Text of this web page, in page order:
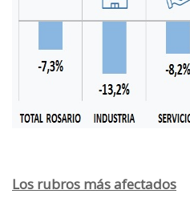
Los rubros más afectados